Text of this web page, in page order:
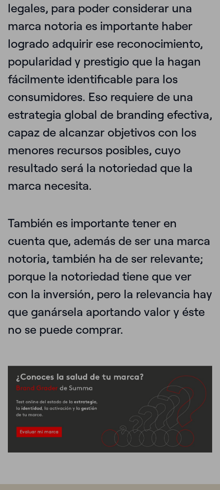
legales, para poder considerar una
marca notoria es importante haber
logrado adquirir ese reconocimiento,
popularidad y prestigio que la hagan
fácilmente identificable para los
consumidores. Eso requiere de una
estrategia global de branding efectiva,
capaz de alcanzar objetivos con los
menores recursos posibles, cuyo
resultado será la notoriedad que la
marca necesita.
También es importante tener en
cuenta que, además de ser una marca
notoria, también ha de ser relevante;
porque la notoriedad tiene que ver
con la inversión, pero la relevancia hay
que ganársela aportando valor y éste
no se puede comprar.